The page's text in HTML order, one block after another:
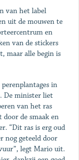
van het label
uit de mouwen te
en
van de stickers
maar alle begin is
in
De minister liet
van het ras
de smaak en
“Dit ras is erg oud
nog geteeld door
legt Mario uit.